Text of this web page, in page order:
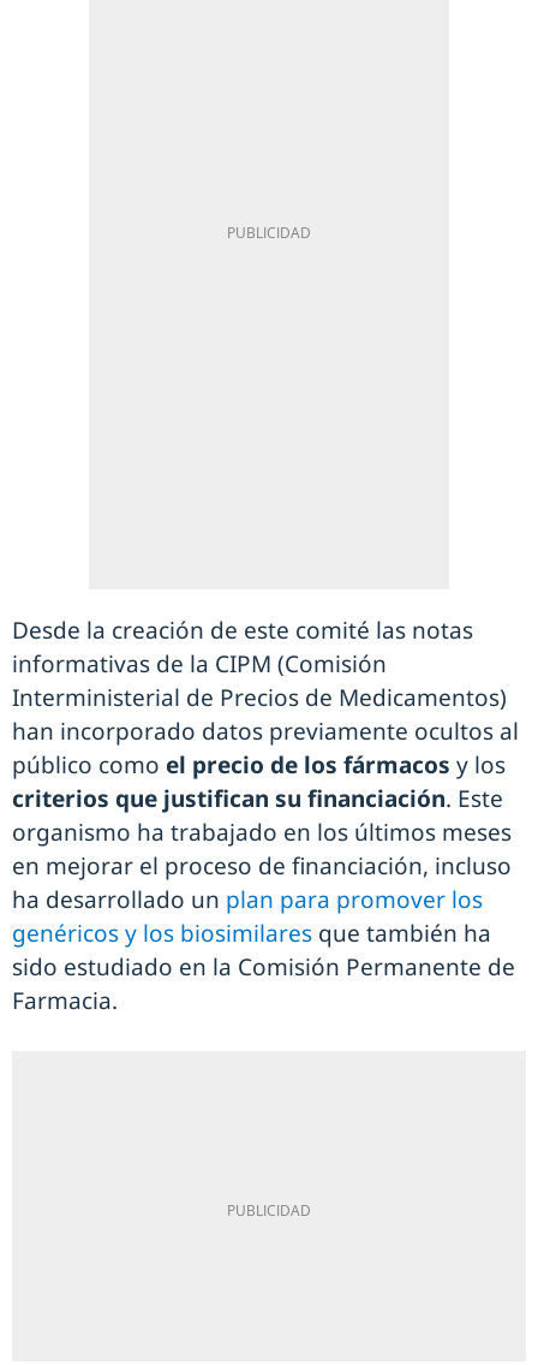
Desde la creación de este comité las notas
informativas de la CIPM (Comisión
Interministerial de Precios de Medicamentos)
han incorporado datos previamente ocultos al
público como el precio de los fármacos y los
criterios que justifican su financiación. Este
organismo ha trabajado en los últimos meses
en mejorar el proceso de financiación, incluso
ha desarrollado un plan para promover los
genéricos y los biosimilares que también ha
sido estudiado en la Comisión Permanente de
Farmacia.